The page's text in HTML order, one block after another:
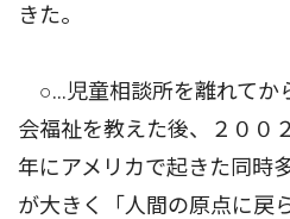
きた。
○…児童相談所を離れてか
会福祉を教えた後、２００
年にアメリカで起きた同時
が大きく「人間の原点に戻